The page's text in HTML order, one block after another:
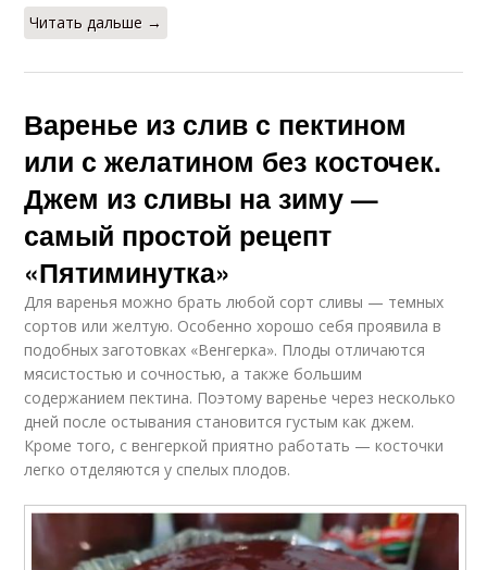
Читать дальше →
Варенье из слив с пектином
или с желатином без косточек.
Джем из сливы на зиму —
самый простой рецепт
«Пятиминутка»
Для варенья можно брать любой сорт сливы — темных
сортов или желтую. Особенно хорошо себя проявила в
подобных заготовках «Венгерка». Плоды отличаются
мясистостью и сочностью, а также большим
содержанием пектина. Поэтому варенье через несколько
дней после остывания становится густым как джем.
Кроме того, с венгеркой приятно работать — косточки
легко отделяются у спелых плодов.